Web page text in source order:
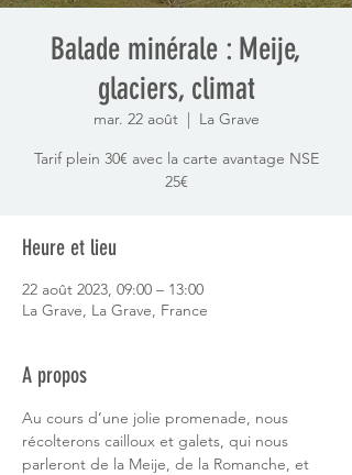
Balade minérale : Meije,
glaciers, climat
mar. 22 août
  |
La Grave
Tarif plein 30€ avec la carte avantage NSE
25€
Heure et lieu
22 août 2023, 09:00 – 13:00
La Grave, La Grave, France
A propos
Au cours d’une jolie promenade, nous
récolterons cailloux et galets, qui nous
parleront de la Meije, de la Romanche, et